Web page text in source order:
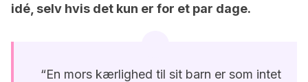
idé, selv hvis det kun er for et par dage.
“En mors kærlighed til sit barn er som intet